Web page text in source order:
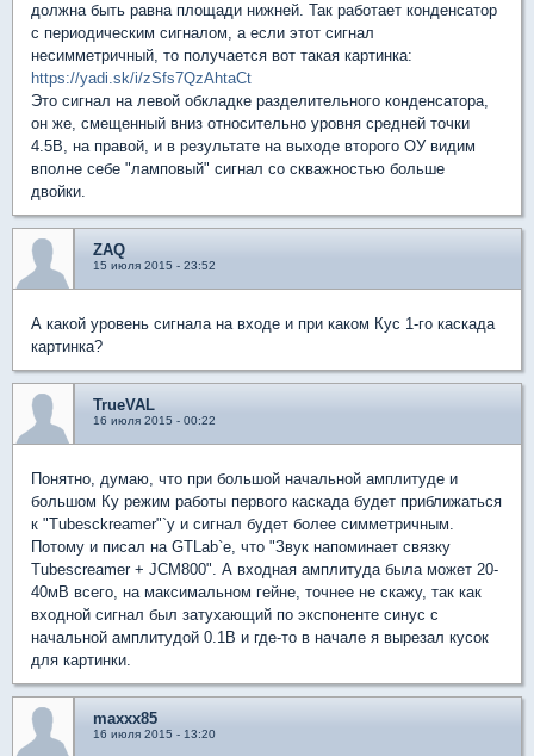
должна быть равна площади нижней. Так работает конденсатор
с периодическим сигналом, а если этот сигнал
несимметричный, то получается вот такая картинка:
https://yadi.sk/i/zSfs7QzAhtaCt
Это сигнал на левой обкладке разделительного конденсатора,
он же, смещенный вниз относительно уровня средней точки
4.5В, на правой, и в результате на выходе второго ОУ видим
вполне себе "ламповый" сигнал со скважностью больше
двойки.
ZAQ
15 июля 2015 - 23:52
А какой уровень сигнала на входе и при каком Кус 1-го каскада
картинка?
TrueVAL
16 июля 2015 - 00:22
Понятно, думаю, что при большой начальной амплитуде и
большом Ку режим работы первого каскада будет приближаться
к "Tubesckreamer"`у и сигнал будет более симметричным.
Потому и писал на GTLab`е, что "Звук напоминает связку
Tubescreamer + JCM800". А входная амплитуда была может 20-
40мВ всего, на максимальном гейне, точнее не скажу, так как
входной сигнал был затухающий по экспоненте синус с
начальной амплитудой 0.1В и где-то в начале я вырезал кусок
для картинки.
maxxx85
16 июля 2015 - 13:20